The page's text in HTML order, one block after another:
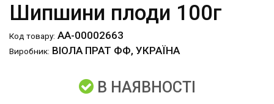
Шипшини плоди 100г
Код товару: АА-00002663
Виробник: ВІОЛА ПРАТ ФФ, УКРАЇНА
В НАЯВНОСТІ